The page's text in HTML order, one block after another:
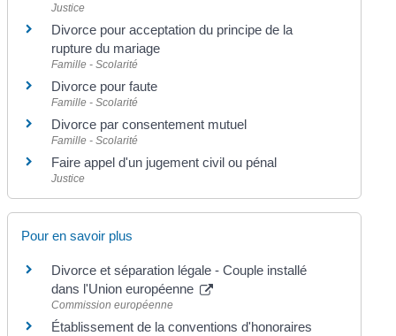
Justice
Divorce pour acceptation du principe de la
rupture du mariage
Famille - Scolarité
Divorce pour faute
Famille - Scolarité
Divorce par consentement mutuel
Famille - Scolarité
Faire appel d'un jugement civil ou pénal
Justice
Pour en savoir plus
Divorce et séparation légale - Couple installé
dans l'Union européenne
Commission européenne
Établissement de la conventions d'honoraires